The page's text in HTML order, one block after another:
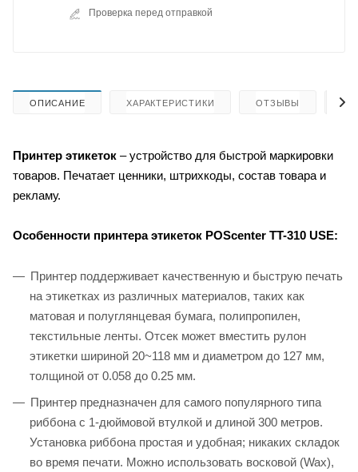
Проверка перед отправкой
ОПИСАНИЕ ХАРАКТЕРИСТИКИ ОТЗЫВЫ
Принтер этикеток – устройство для быстрой маркировки
товаров. Печатает ценники, штрихкоды, состав товара и
рекламу.
Особенности принтера этикеток POScenter TT-310 USE:
Принтер поддерживает качественную и быструю печать
на этикетках из различных материалов, таких как
матовая и полуглянцевая бумага, полипропилен,
текстильные ленты. Отсек может вместить рулон
этикетки шириной 20~118 мм и диаметром до 127 мм,
толщиной от 0.058 до 0.25 мм.
Принтер предназначен для самого популярного типа
риббона с 1-дюймовой втулкой и длиной 300 метров.
Установка риббона простая и удобная; никаких складок
во время печати. Можно использовать восковой (Wax),